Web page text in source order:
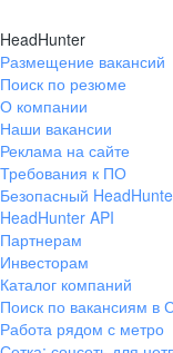
HeadHunter
Размещение вакансий
Поиск по резюме
О компании
Наши вакансии
Реклама на сайте
Требования к ПО
Безопасный
HeadHunter API
Партнерам
Инвесторам
Каталог компаний
Поиск по вакансиям в
Работа рядом с метро